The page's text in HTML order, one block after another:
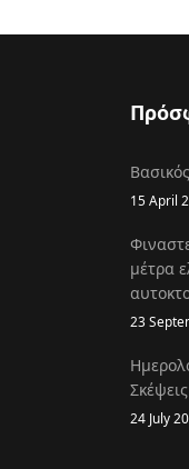
15 April
μέτρα
23
24 July